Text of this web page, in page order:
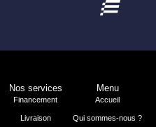
Nos services
Financement
Livraison
Menu
Accueil
Qui sommes-nous ?